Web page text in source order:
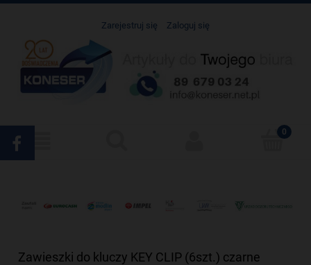
Zarejestruj się Zaloguj się
Zawieszki do kluczy KEY CLIP (6szt.) czarne